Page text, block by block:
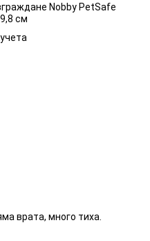
Nobby PetSafe
см
врата, много тиха.